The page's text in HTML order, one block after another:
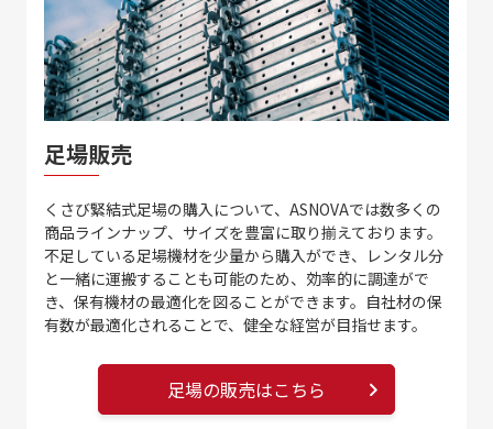
足場販売
くさび緊結式足場の購入について、ASNOVAでは数多くの
商品ラインナップ、サイズを豊富に取り揃えております。
不足している足場機材を少量から購入ができ、レンタル分
と一緒に運搬することも可能のため、効率的に調達がで
き、保有機材の最適化を図ることができます。自社材の保
有数が最適化されることで、健全な経営が目指せます。
足場の販売はこちら